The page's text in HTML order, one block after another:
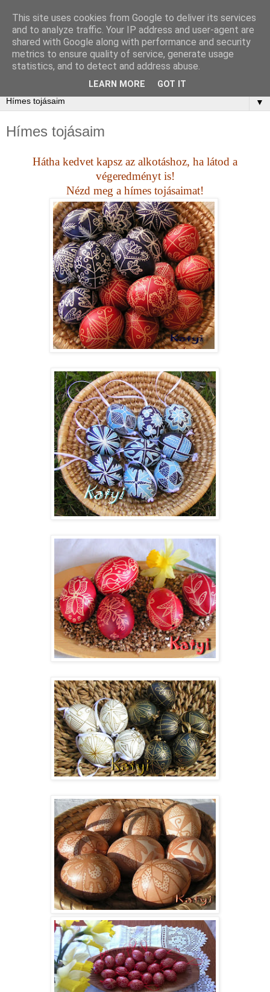
▼
Hímes tojásaim
Hátha kedvet kapsz az alkotáshoz, ha látod a
végeredményt is!
Nézd meg a hímes tojásaimat!
This site uses cookies from Google to deliver its services
and to analyze traffic. Your IP address and user-agent are
shared with Google along with performance and security
metrics to ensure quality of service, generate usage
statistics, and to detect and address abuse.
LEARN MORE GOT IT